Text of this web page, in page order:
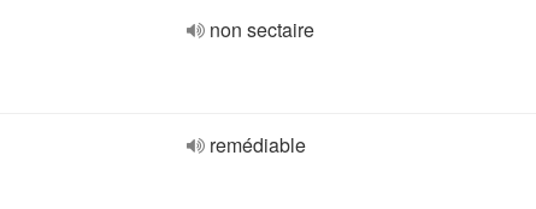
non sectaire
remédiable